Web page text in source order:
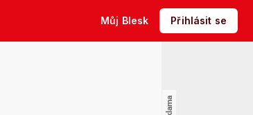
Můj Blesk Přihlásit se